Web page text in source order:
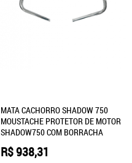
MATA CACHORRO SHADOW 750
MOUSTACHE PROTETOR DE MOTOR
SHADOW750 COM BORRACHA
R$ 938,31